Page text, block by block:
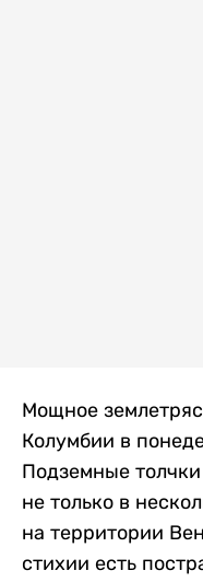
Мощное
Колумбии в
Подземные
не только в
на территории
стихии есть